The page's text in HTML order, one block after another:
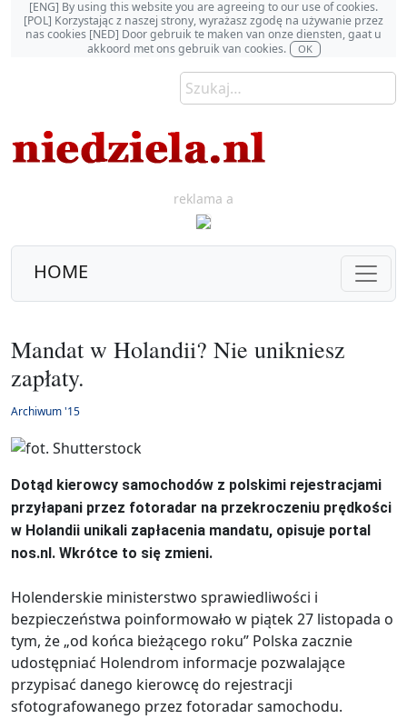
[ENG] By using this website you are agreeing to our use of cookies.
[POL] Korzystając z naszej strony, wyrażasz zgodę na używanie przez
nas cookies [NED] Door gebruik te maken van onze diensten, gaat u
akkoord met ons gebruik van cookies.
OK
reklama a
HOME
Mandat w Holandii? Nie unikniesz
zapłaty.
Archiwum '15
Dotąd kierowcy samochodów z polskimi rejestracjami
przyłapani przez fotoradar na przekroczeniu prędkości
w Holandii unikali zapłacenia mandatu, opisuje portal
nos.nl. Wkrótce to się zmieni.
Holenderskie ministerstwo sprawiedliwości i
bezpieczeństwa poinformowało w piątek 27 listopada o
tym, że „od końca bieżącego roku” Polska zacznie
udostępniać Holendrom informacje pozwalające
przypisać danego kierowcę do rejestracji
sfotografowanego przez fotoradar samochodu.